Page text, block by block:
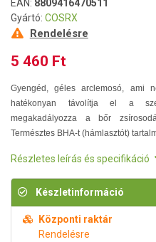
EAN: 8809416470511
Gyártó: COSRX
Rendelésre
5 460 Ft
Gyengéd, géles arclemosó, ami
hatékonyan távolítja el a
megakadályozza a bőr
Természtes BHA-t (hámlasztót)
Részletes leírás és specifikáció
Készletinformáció
Központi raktár
Rendelésre